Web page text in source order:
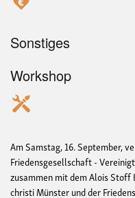
Sonstiges
Workshop
Am Samstag, 16. September,
Friedensgesellschaft -
zusammen mit dem Alois Stoff
christi Münster und der